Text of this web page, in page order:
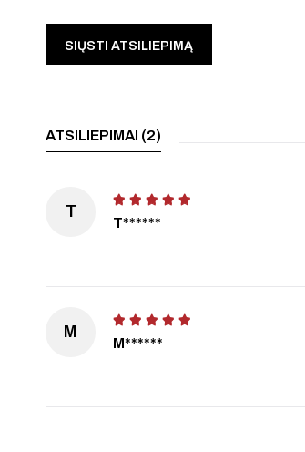
ATSILIEPIMAI (2)
T
T******
M
M******